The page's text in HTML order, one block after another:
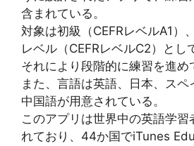
含まれている。
対象は初級（CEFRレベルA1）
レベル（CEFRレベルC2）とし
それにより段階的に練習を進め
また、言語は英語、日本、ス
中国語が用意されている。
このアプリは世界中の英語学習
れており、44か国でiTunes